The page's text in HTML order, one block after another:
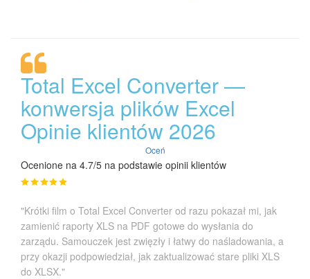
Total Excel Converter —
konwersja plików Excel
Opinie klientów 2026
Oceń
Ocenione na 4.7/5 na podstawie opinii klientów
"Krótki film o Total Excel Converter od razu pokazał mi, jak
zamienić raporty XLS na PDF gotowe do wysłania do
zarządu. Samouczek jest zwięzły i łatwy do naśladowania, a
przy okazji podpowiedział, jak zaktualizować stare pliki XLS
do XLSX."